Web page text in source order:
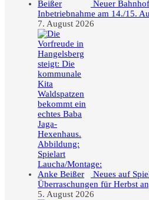
Neuer
Inbetriebnahme am 14./15.
7. August 2026
Neues auf
Überraschungen für Herbst
5. August 2026